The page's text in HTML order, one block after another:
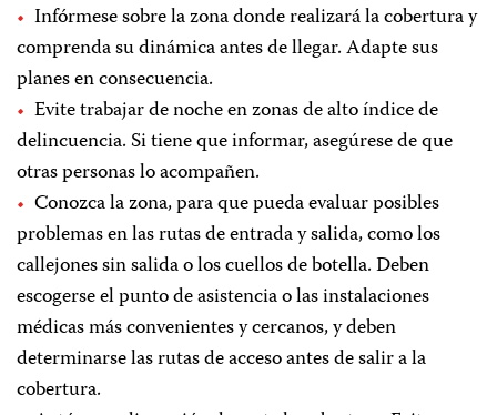
Infórmese sobre la zona donde realizará la cobertura y
comprenda su dinámica antes de llegar. Adapte sus
planes en consecuencia.
Evite trabajar de noche en zonas de alto índice de
delincuencia. Si tiene que informar, asegúrese de que
otras personas lo acompañen.
Conozca la zona, para que pueda evaluar posibles
problemas en las rutas de entrada y salida, como los
callejones sin salida o los cuellos de botella. Deben
escogerse el punto de asistencia o las instalaciones
médicas más convenientes y cercanos, y deben
determinarse las rutas de acceso antes de salir a la
cobertura.